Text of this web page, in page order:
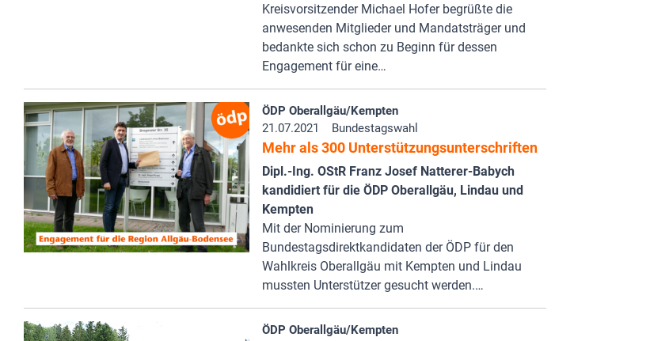
Kreisvorsitzender Michael Hofer begrüßte die
anwesenden Mitglieder und Mandatsträger und
bedankte sich schon zu Beginn für dessen
Engagement für eine…
ÖDP Oberallgäu/Kempten
21.07.2021
Bundestagswahl
Mehr als 300 Unterstützungsunterschriften
Dipl.-Ing. OStR Franz Josef Natterer-Babych
kandidiert für die ÖDP Oberallgäu, Lindau und
Kempten
Mit der Nominierung zum
Bundestagsdirektkandidaten der ÖDP für den
Wahlkreis Oberallgäu mit Kempten und Lindau
mussten Unterstützer gesucht werden.…
ÖDP Oberallgäu/Kempten